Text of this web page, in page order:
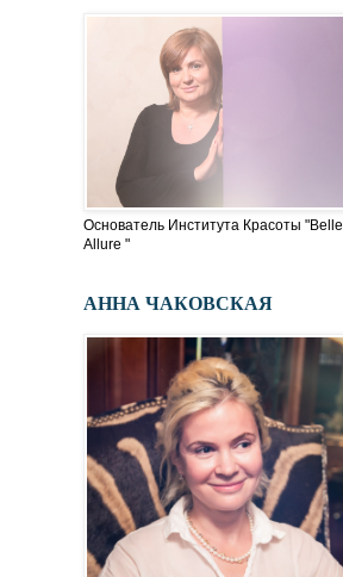
Основатель Института Красоты "Belle
Allure "
АННА ЧАКОВСКАЯ